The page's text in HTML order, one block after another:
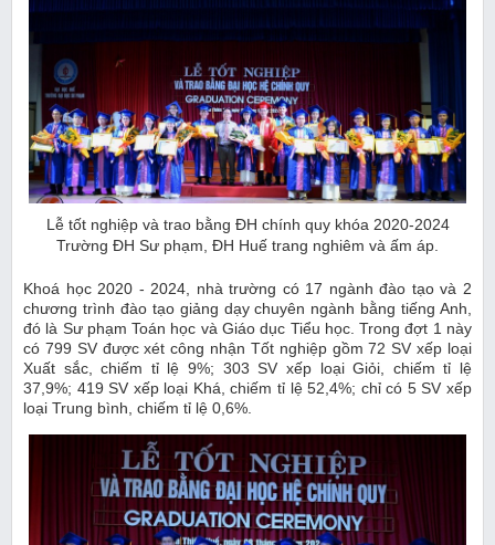
Lễ tốt nghiệp và trao bằng ĐH chính quy khóa 2020-2024
Trường ĐH Sư phạm, ĐH Huế trang nghiêm và ấm áp.
Khoá học 2020 - 2024, nhà trường có 17 ngành đào tạo và 2
chương trình đào tạo giảng dạy chuyên ngành bằng tiếng Anh,
đó là Sư phạm Toán học và Giáo dục Tiểu học. Trong đợt 1 này
có 799 SV được xét công nhận Tốt nghiệp gồm 72 SV xếp loại
Xuất sắc, chiếm tỉ lệ 9%; 303 SV xếp loại Giỏi, chiếm tỉ lệ
37,9%; 419 SV xếp loại Khá, chiếm tỉ lệ 52,4%; chỉ có 5 SV xếp
loại Trung bình, chiếm tỉ lệ 0,6%.